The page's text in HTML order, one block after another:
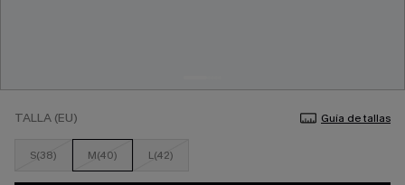
TALLA (EU) Guía de tallas
S(38) M(40) L(42)